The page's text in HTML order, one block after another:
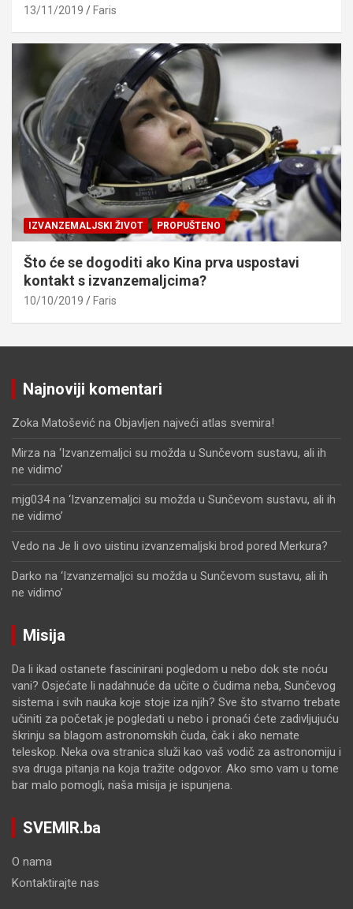
13/11/2019 Faris
IZVANZEMALJSKI ŽIVOT PROPUŠTENO
Što će se dogoditi ako Kina prva uspostavi
kontakt s izvanzemaljcima?
10/10/2019 Faris
Najnoviji komentari
Zoka Matošević na Objavljen najveći atlas svemira!
Mirza na ‘Izvanzemaljci su možda u Sunčevom sustavu, ali ih
ne vidimo’
mjg034na ‘Izvanzemaljci su možda u Sunčevom sustavu, ali ih
ne vidimo’
Vedo na Je li ovo uistinu izvanzemaljski brod pored Merkura?
Darko na ‘Izvanzemaljci su možda u Sunčevom sustavu, ali ih
ne vidimo’
Misija
Da li ikad ostanete fascinirani pogledom u nebo dok ste noću
vani? Osjećate li nadahnuće da učite o čudima neba, Sunčevog
sistema i svih nauka koje stoje iza njih? Sve što stvarno trebate
učiniti za početak je pogledati u nebo i pronaći ćete zadivljujuću
škrinju sa blagom astronomskih čuda, čak i ako nemate
teleskop. Neka ova stranica služi kao vaš vodič za astronomiju i
sva druga pitanja na koja tražite odgovor. Ako smo vam u tome
bar malo pomogli, naša misija je ispunjena.
SVEMIR.ba
O nama
Kontaktirajte nas